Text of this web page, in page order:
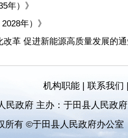
年）》
年）》
革 促进新能源高质量发展的
机构职能| 联系我们 |
民政府 主办：于田县人民政
所有 ©于田县人民政府办公室